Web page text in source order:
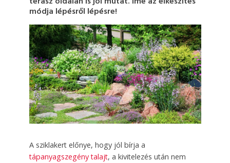
módja lépésről lépésre!
A sziklakert előnye, hogy jól bírja a
tápanyagszegény talajt, a kivitelezés után nem